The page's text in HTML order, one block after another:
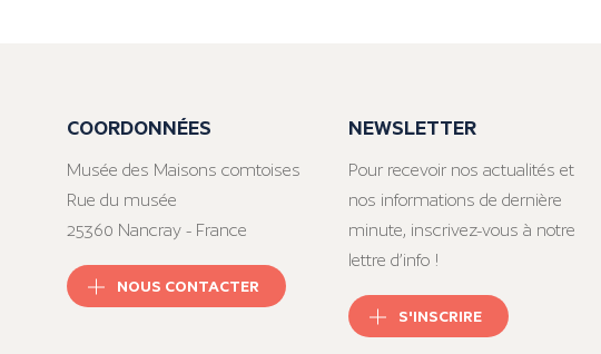
COORDONNÉES
Musée des Maisons comtoises
Rue du musée
25360 Nancray - France
NOUS CONTACTER
NEWSLETTER
Pour recevoir nos actualités et
nos informations de dernière
minute, inscrivez-vous à notre
lettre d’info !
S'INSCRIRE